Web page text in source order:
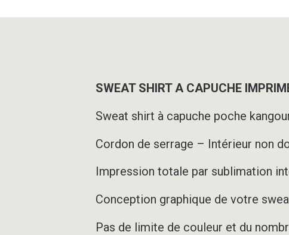
SWEAT SHIRT A CAPUCHE
Sweat shirt à capuche poche
Cordon de serrage – Intérieur non
Impression totale par sublimation
Conception graphique de votre
Pas de limite de couleur et du